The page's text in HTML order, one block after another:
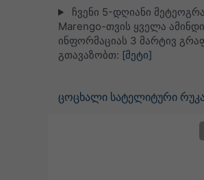
ჩვენი 5-დღიანი
Marengo-თვის ყველა
ინფორმაციას 3 მარტივ
გთავაზობთ: [მეტი]
ცოცხალი სატელიტური